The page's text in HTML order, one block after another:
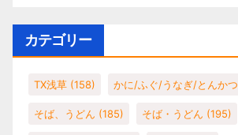
カテゴリー
TX浅草 (158) かに/ふぐ/うなぎ/とんかつ
そば、うどん (185) そば・うどん (195)